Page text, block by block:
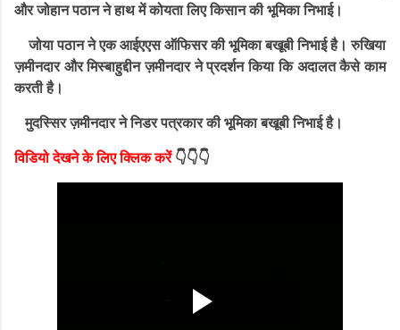
और जोहान पठान ने हाथ में कोयता लिए किसान की भूमिका निभाई।
जोया पठान ने एक आईएएस ऑफिसर की भूमिका बखूबी निभाई है। रुखिया
ज़मीनदार और मिस्बाहुद्दीन ज़मीनदार ने प्रदर्शन किया कि अदालत कैसे काम
करती है।
मुदस्सिर ज़मीनदार ने निडर पत्रकार की भूमिका बखूबी निभाई है।
विडियो देखने के लिए क्लिक करें 👇👇👇